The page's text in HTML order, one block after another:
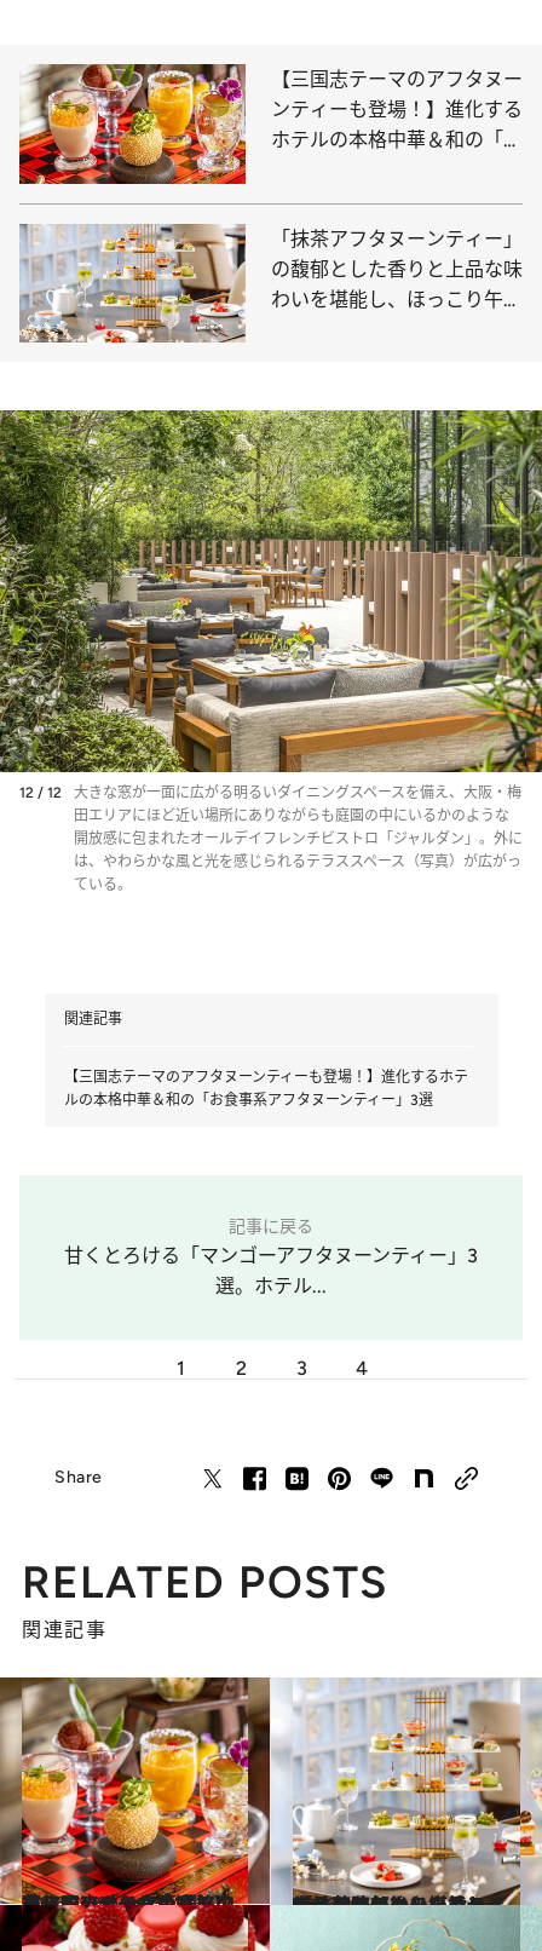
【三国志テーマのアフタヌー
ンティーも登場！】進化する
ホテルの本格中華＆和の「お
3選
「抹茶アフタヌーンティー」
の馥郁とした香りと上品な味
わいを堪能し、ほっこり午後
12 / 12
大きな窓が一面に広がる明るいダイニングスペースを備え、大阪・梅
田エリアにほど近い場所にありながらも庭園の中にいるかのような
開放感に包まれたオールデイフレンチビストロ「ジャルダン」。外に
は、やわらかな風と光を感じられるテラススペース（写真）が広がっ
ている。
関連記事
【三国志テーマのアフタヌーンティーも登場！】進化するホテ
ルの本格中華＆和の「お食事系アフタヌーンティー」3選
記事に戻る
甘くとろける「マンゴーアフタヌーンティー」3
選。ホテル...
1 2 3 4
Share
RELATED POSTS
関連記事
2026.4.28
【三国志テーマのアフタヌーンティーも登場！】進化するホテルの本格中華＆和の「お食事系アフタヌーンティー」3選
旅＆お出かけ 2026.4.14
「抹茶アフタヌーンティー」の馥郁とした香りと上品な味わいを堪能し、ほっこり午後のひとときを
旅＆お出かけ